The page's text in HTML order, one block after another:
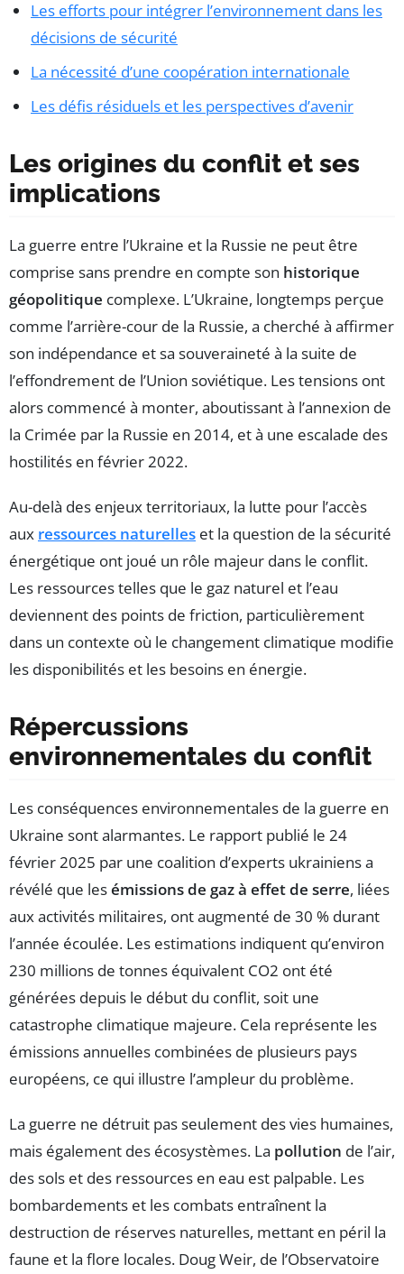
Les efforts pour intégrer l’environnement dans les
décisions de sécurité
La nécessité d’une coopération internationale
Les défis résiduels et les perspectives d’avenir
Les origines du conflit et ses
implications
La guerre entre l’Ukraine et la Russie ne peut être
comprise sans prendre en compte son historique
géopolitique complexe. L’Ukraine, longtemps perçue
comme l’arrière-cour de la Russie, a cherché à affirmer
son indépendance et sa souveraineté à la suite de
l’effondrement de l’Union soviétique. Les tensions ont
alors commencé à monter, aboutissant à l’annexion de
la Crimée par la Russie en 2014, et à une escalade des
hostilités en février 2022.
Au-delà des enjeux territoriaux, la lutte pour l’accès
aux ressources naturelles et la question de la sécurité
énergétique ont joué un rôle majeur dans le conflit.
Les ressources telles que le gaz naturel et l’eau
deviennent des points de friction, particulièrement
dans un contexte où le changement climatique modifie
les disponibilités et les besoins en énergie.
Répercussions
environnementales du conflit
Les conséquences environnementales de la guerre en
Ukraine sont alarmantes. Le rapport publié le 24
février 2025 par une coalition d’experts ukrainiens a
révélé que lesémissions de gaz à effet de serre, liées
aux activités militaires, ont augmenté de 30 % durant
l’année écoulée. Les estimations indiquent qu’environ
230 millions de tonnes équivalent CO2 ont été
générées depuis le début du conflit, soit une
catastrophe climatique majeure. Cela représente les
émissions annuelles combinées de plusieurs pays
européens, ce qui illustre l’ampleur du problème.
La guerre ne détruit pas seulement des vies humaines,
mais également des écosystèmes. La pollution de l’air,
des sols et des ressources en eau est palpable. Les
bombardements et les combats entraînent la
destruction de réserves naturelles, mettant en péril la
faune et la flore locales. Doug Weir, de l’Observatoire